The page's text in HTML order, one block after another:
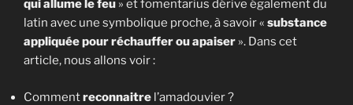
qui allume le feu » et fomentarius dérive également du
latin avec une symbolique proche, à savoir « substance
appliquée pour réchauffer ou apaiser ». Dans cet
article, nous allons voir :
Commentreconnaitre l’amadouvier ?